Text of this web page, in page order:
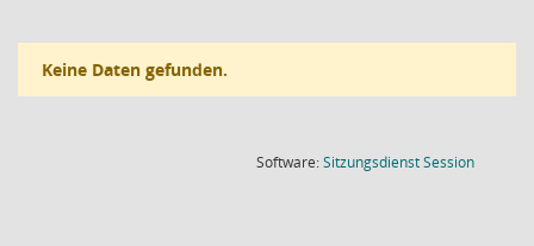
Keine Daten gefunden.
Software:SitzungsdienstSession(Wird in